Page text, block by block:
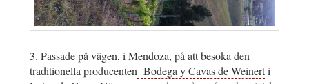
3. Passade på vägen, i Mendoza, på att besöka den
traditionella producenten Bodega y Cavas de Weinerti